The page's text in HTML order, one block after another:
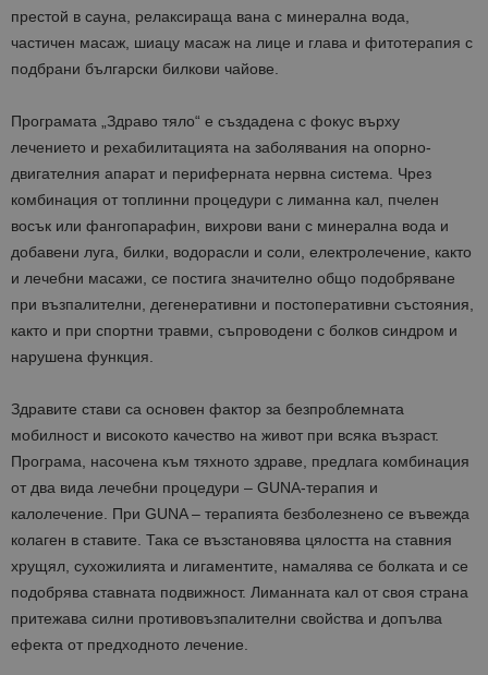
престой в сауна, релаксираща вана с минерална вода,
частичен масаж, шиацу масаж на лице и глава и фитотерапия с
подбрани български билкови чайове.
Програмата „Здраво тяло“ е създадена с фокус върху
лечението и рехабилитацията на заболявания на опорно-
двигателния апарат и периферната нервна система. Чрез
комбинация от топлинни процедури с лиманна кал, пчелен
восък или фангопарафин, вихрови вани с минерална вода и
добавени луга, билки, водорасли и соли, електролечение, както
и лечебни масажи, се постига значително общо подобряване
при възпалителни, дегенеративни и постоперативни състояния,
както и при спортни травми, съпроводени с болков синдром и
нарушена функция.
Здравите стави са основен фактор за безпроблемната
мобилност и високото качество на живот при всяка възраст.
Програма, насочена към тяхното здраве, предлага комбинация
от два вида лечебни процедури – GUNA-терапия и
калолечение. При GUNA – терапията безболезнено се въвежда
колаген в ставите. Така се възстановява цялостта на ставния
хрущял, сухожилията и лигаментите, намалява се болката и се
подобрява ставната подвижност. Лиманната кал от своя страна
притежава силни противовъзпалителни свойства и допълва
ефекта от предходното лечение.